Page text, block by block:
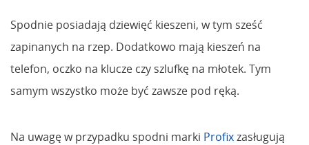
Spodnie posiadają dziewięć kieszeni, w tym sześć
zapinanych na rzep. Dodatkowo mają kieszeń na
telefon, oczko na klucze czy szlufkę na młotek. Tym
samym wszystko może być zawsze pod ręką.
Na uwagę w przypadku spodni marki Profixzasługują